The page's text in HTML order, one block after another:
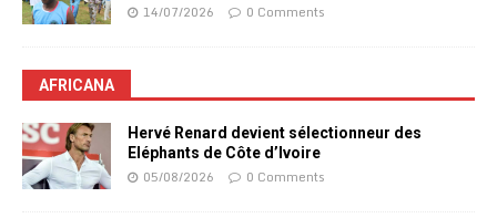
14/07/2026 0 Comments
AFRICANA
Hervé Renard devient sélectionneur des
Eléphants de Côte d’Ivoire
05/08/2026 0 Comments